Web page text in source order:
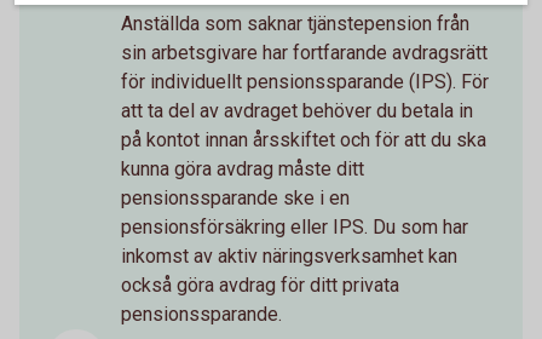
Anställda som saknar tjänstepension från
sin arbetsgivare har fortfarande avdragsrätt
för individuellt pensionssparande (IPS). För
att ta del av avdraget behöver du betala in
på kontot innan årsskiftet och för att du ska
kunna göra avdrag måste ditt
pensionssparande ske i en
pensionsförsäkring eller IPS. Du som har
inkomst av aktiv näringsverksamhet kan
också göra avdrag för ditt privata
pensionssparande.